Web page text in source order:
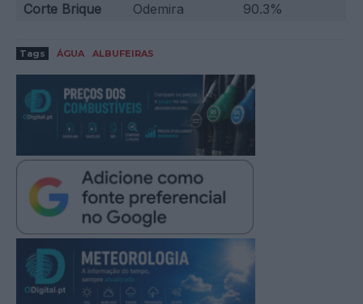
Corte Brique
Odemira 90.3%
Tags ÁGUA ALBUFEIRAS